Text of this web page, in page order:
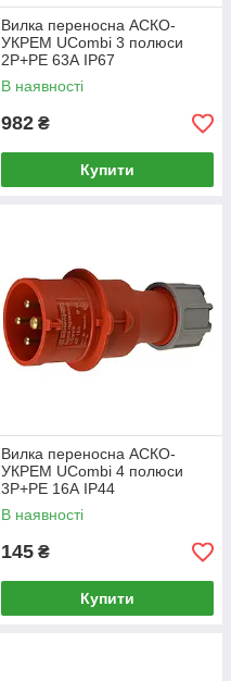
Вилка переносна АСКО-
УКРЕМ UCombi 3 полюси
2P+PE 63А IP67
(A0080010105)
В наявності
982 ₴
Купити
Вилка переносна АСКО-
УКРЕМ UCombi 4 полюси
3P+PE 16А IP44
(A0080010106)
В наявності
145 ₴
Купити